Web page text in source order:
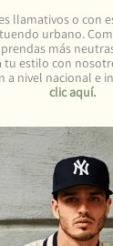
llamativos o con
urbano.
más
tu estilo con
a nivel nacional e
clic aquí.